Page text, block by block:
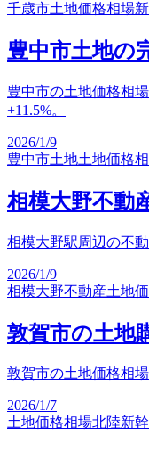
千歳市土地価格相場
豊中市土地の
豊中市の土地価格相
+11.5%。
2026/1/9
豊中市土地土地価格
相模大野不動
相模大野駅周辺の不
2026/1/9
相模大野不動産土地
敦賀市の土地
敦賀市の土地価格相
2026/1/7
土地価格相場北陸新